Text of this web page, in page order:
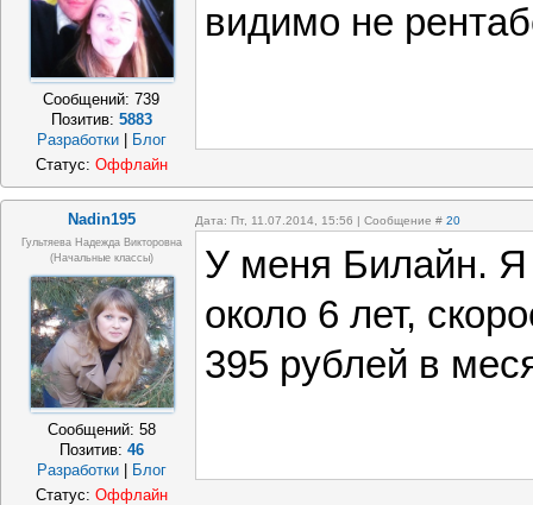
Сообщений:739
Позитив: 5883
Разработки
Блог
видимо не
Статус: Оффлайн
Nadin195 Дата: Пт, 11.07.2014, 15:56 | Сообщение # 20
Гультяева Надежда Викторовна
(начальные классы)
Сообщений: 58
Позитив: 46
Разработки
Блог
У меня Билайн.
около 6 лет,
395 рублей в
Статус: Оффлайн